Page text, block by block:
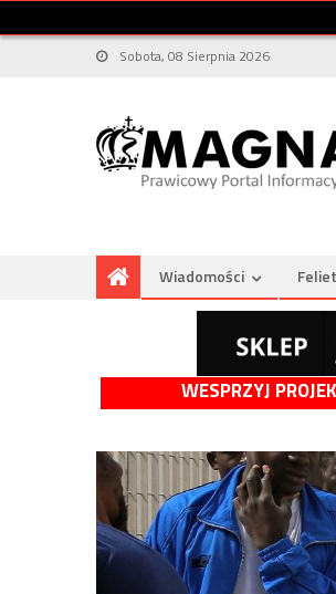
Sobota, 08 Sierpnia 2026
Wiadomości
WESPRZYJ